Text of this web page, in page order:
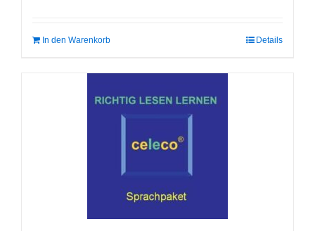
In den Warenkorb Details